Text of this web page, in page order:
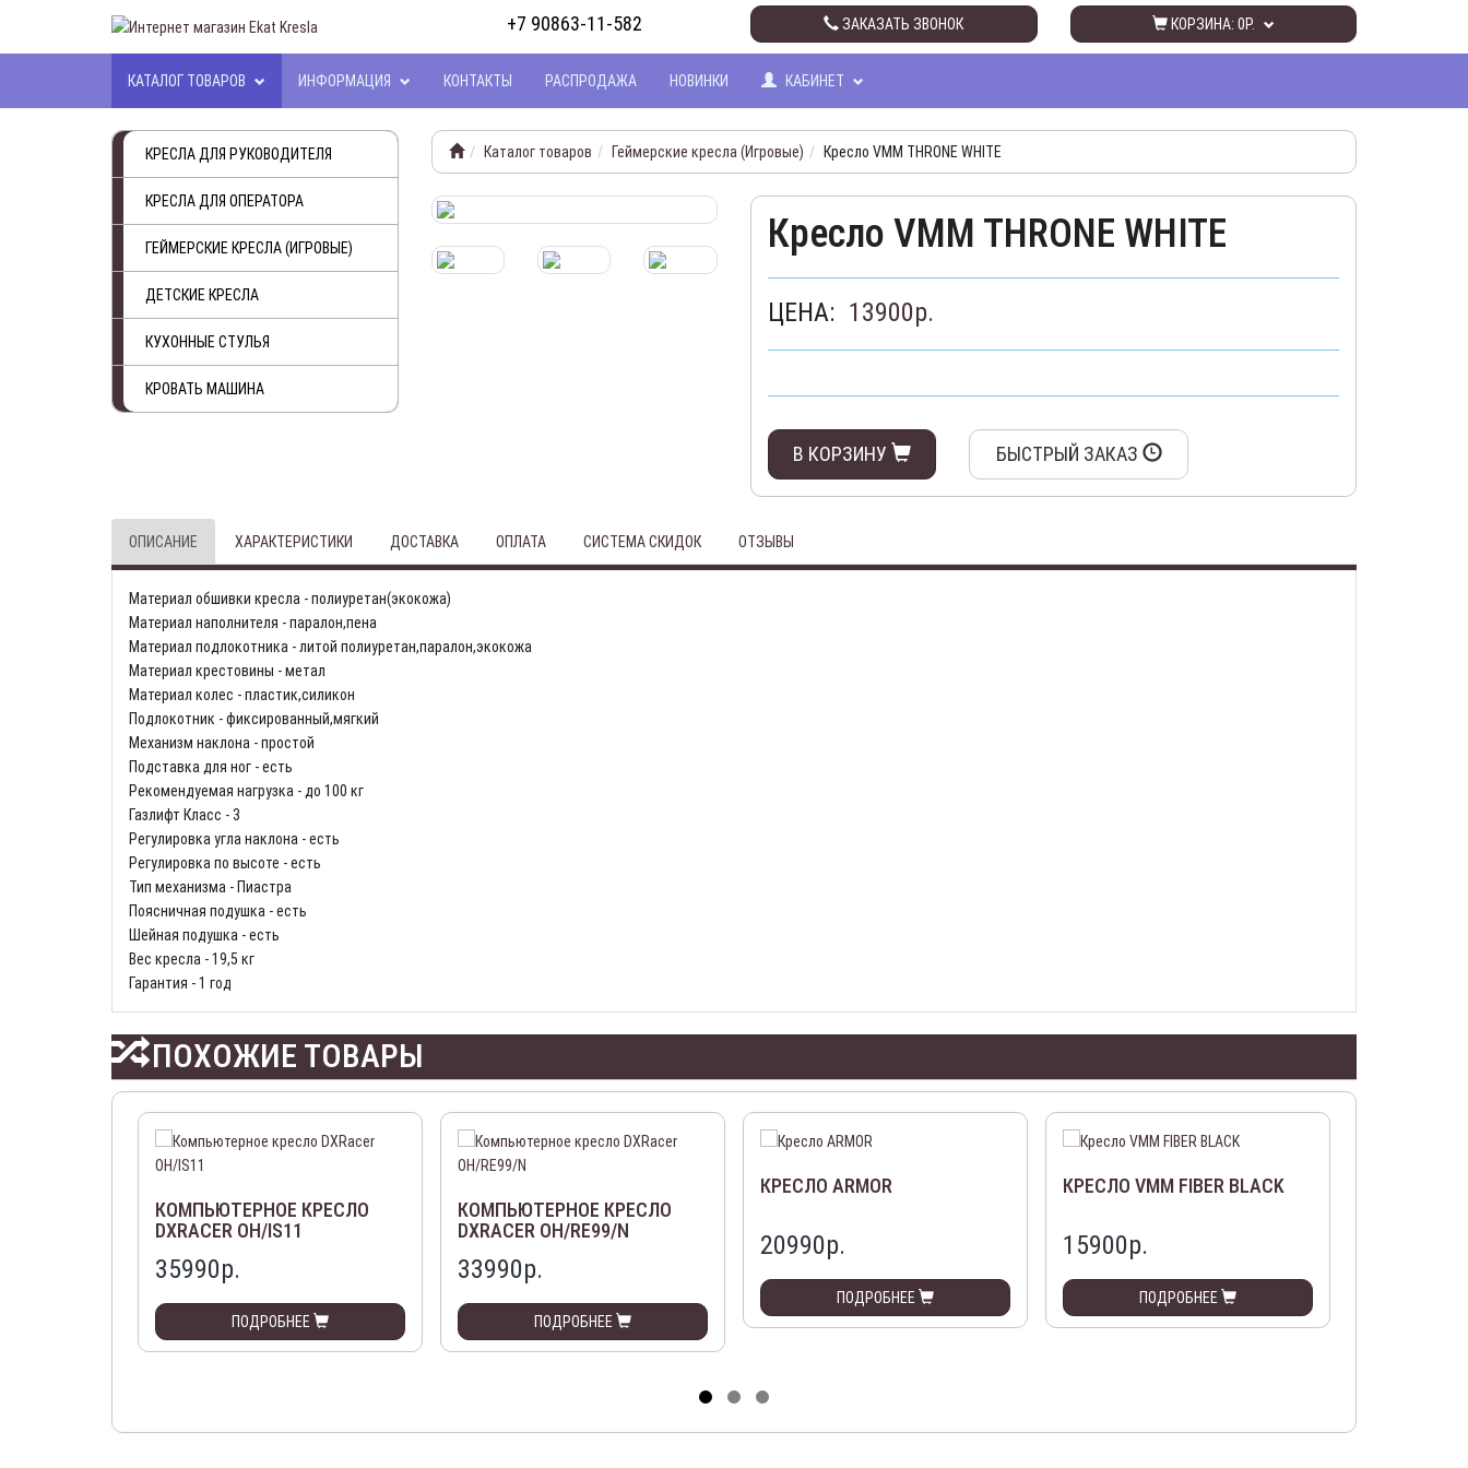
+7 90863-11-582 ЗАКАЗАТЬ ЗВОНОК КОРЗИНА: 0Р.
КАТАЛОГ ТОВАРОВ ИНФОРМАЦИЯ КОНТАКТЫ РАСПРОДАЖА НОВИНКИ КАБИНЕТ
КРЕСЛА ДЛЯ РУКОВОДИТЕЛЯ
КРЕСЛА ДЛЯ ОПЕРАТОРА
ГЕЙМЕРСКИЕ КРЕСЛА (ИГРОВЫЕ)
ДЕТСКИЕ КРЕСЛА
КУХОННЫЕ СТУЛЬЯ
КРОВАТЬ МАШИНА
Каталог товаров Геймерские кресла (Игровые) Кресло VMM THRONE WHITE
Кресло VMM THRONE WHITE
ЦЕНА: 13900р.
В КОРЗИНУ БЫСТРЫЙ ЗАКАЗ
ОПИСАНИЕ ХАРАКТЕРИСТИКИ ДОСТАВКА ОПЛАТА СИСТЕМА СКИДОК ОТЗЫВЫ
Материал обшивки кресла - полиуретан(экокожа)
Материал наполнителя - паралон,пена
Материал подлокотника - литой полиуретан,паралон,экокожа
Материал крестовины - метал
Материал колес - пластик,силикон
Подлокотник - фиксированный,мягкий
Механизм наклона - простой
Подставка для ног - есть
Рекомендуемая нагрузка - до 100 кг
Газлифт Класс - 3
Регулировка угла наклона - есть
Регулировка по высоте - есть
Тип механизма - Пиастра
Поясничная подушка - есть
Шейная подушка - есть
Вес кресла - 19,5 кг
Гарантия - 1 год
ПОХОЖИЕ ТОВАРЫ
КОМПЬЮТЕРНОЕ КРЕСЛО
DXRACER OH/IS11
35990р.
ПОДРОБНЕЕ
КОМПЬЮТЕРНОЕ КРЕСЛО
DXRACER OH/RE99/N
33990р.
ПОДРОБНЕЕ
КРЕСЛО ARMOR
20990р.
ПОДРОБНЕЕ
КРЕСЛО VMM FIBER BLACK
15900р.
ПОДРОБНЕЕ